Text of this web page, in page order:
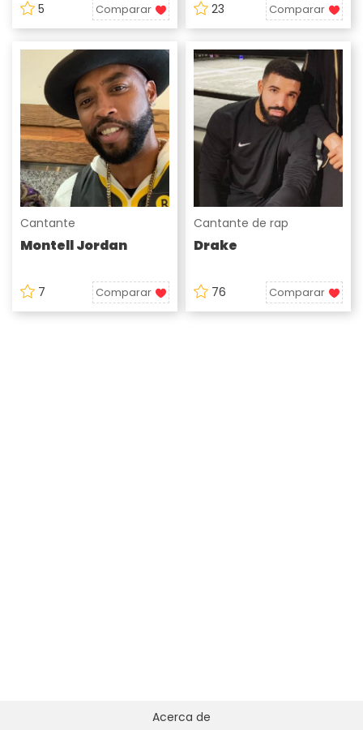
5 Comparar 23 Comparar
Cantante
Montell Jordan
7 Comparar
Cantante de rap
Drake
76 Comparar
Acerca de